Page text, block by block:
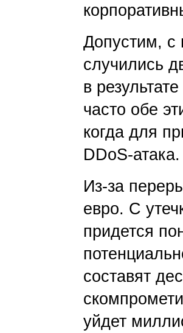
Допустим, с
случились
в
часто обе
когда для
DDoS‑атака.
Из-за
евро. С
придется
составят
уйдет